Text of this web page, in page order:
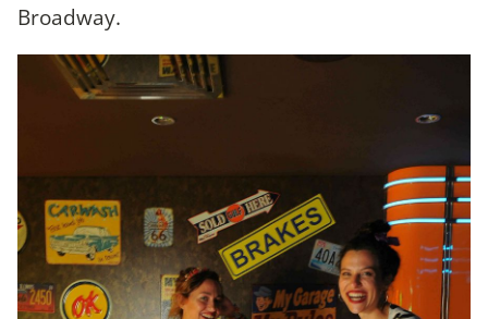
Broadway.